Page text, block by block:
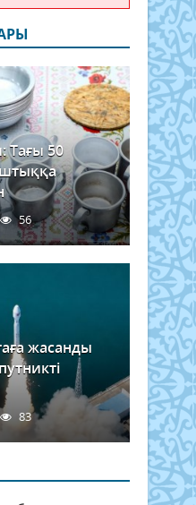
Тағы 50
56
жасанды
83